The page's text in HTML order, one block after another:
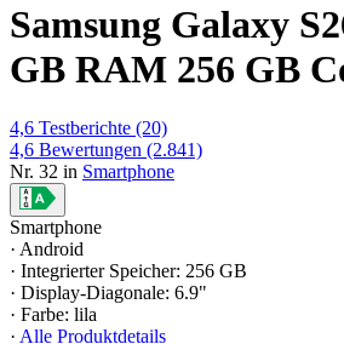
Samsung Galaxy
GB RAM 256 GB
4,6 Testberichte (20)
4,6 Bewertungen (2.841)
Nr. 32 in Smartphone
Smartphone
· Android
· Integrierter Speicher: 256 GB
· Display-Diagonale: 6.9"
· Farbe: lila
· Alle Produktdetails